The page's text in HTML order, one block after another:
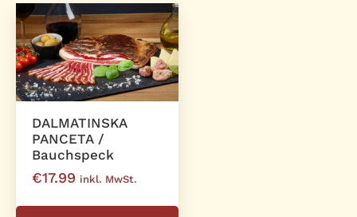
DALMATINSKA
PANCETA /
Bauchspeck
€17.99 inkl. MwSt.